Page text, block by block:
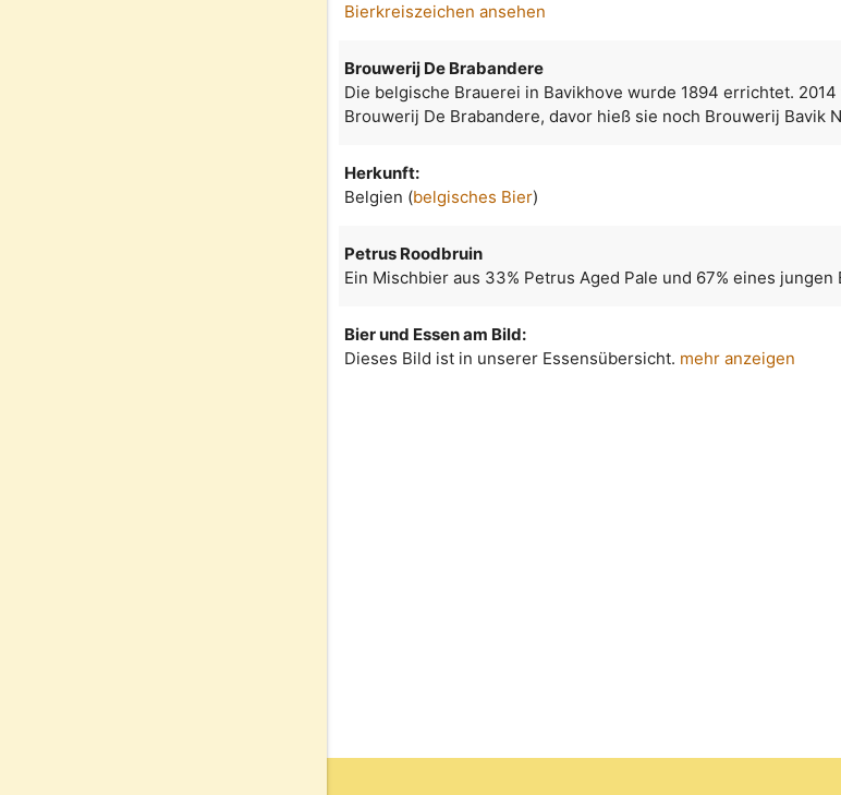
Bierkreiszeichen ansehen
Brouwerij De Brabandere
Die belgische Brauerei in Bavikhove wurde 1894 errichtet.
Brouwerij De Brabandere, davor hieß sie noch Brouwerij Bavik
Herkunft:
Belgien (belgisches Bier)
Petrus Roodbruin
Ein Mischbier aus 33% Petrus Aged Pale und 67% eines
Bier und Essen am Bild:
Dieses Bild ist in unserer Essensübersicht. mehr anzeigen